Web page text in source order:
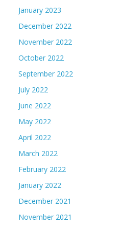
January 2023
December 2022
November 2022
October 2022
September 2022
July 2022
June 2022
May 2022
April 2022
March 2022
February 2022
January 2022
December 2021
November 2021